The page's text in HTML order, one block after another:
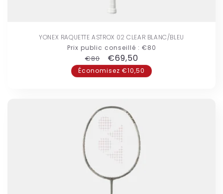
YONEX RAQUETTE ASTROX 02 CLEAR BLANC/BLEU
Prix public conseillé : €80
Prix
habituel
€80
Prix
promotionnel
€69,50
Économisez €10,50